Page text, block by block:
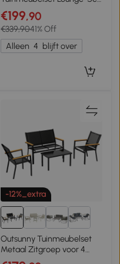
met Sofa, Stoelen, Tafel en
Kussens Weerbestendig 116
x 60 x 69 cm
Bruin+Donkergrijs
€199,90
€339,9041% Off
Alleen 4 blijft over
-12%_extra
Outsunny Tuinmeubelset
Metaal Zitgroep voor 4
Personen met